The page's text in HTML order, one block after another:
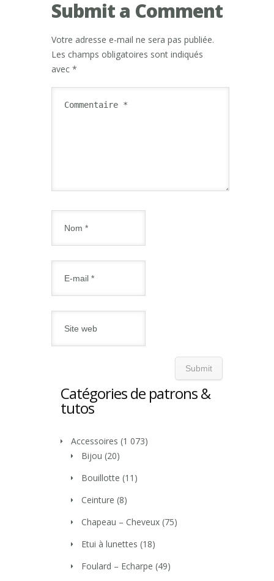
Submit a Comment
Votre adresse e-mail ne sera pas publiée.
Les champs obligatoires sont indiqués
avec *
Catégories de patrons &
tutos
Accessoires (1 073)
Bijou (20)
Bouillotte (11)
Ceinture (8)
Chapeau – Cheveux (75)
Etui à lunettes (18)
Foulard – Echarpe (49)